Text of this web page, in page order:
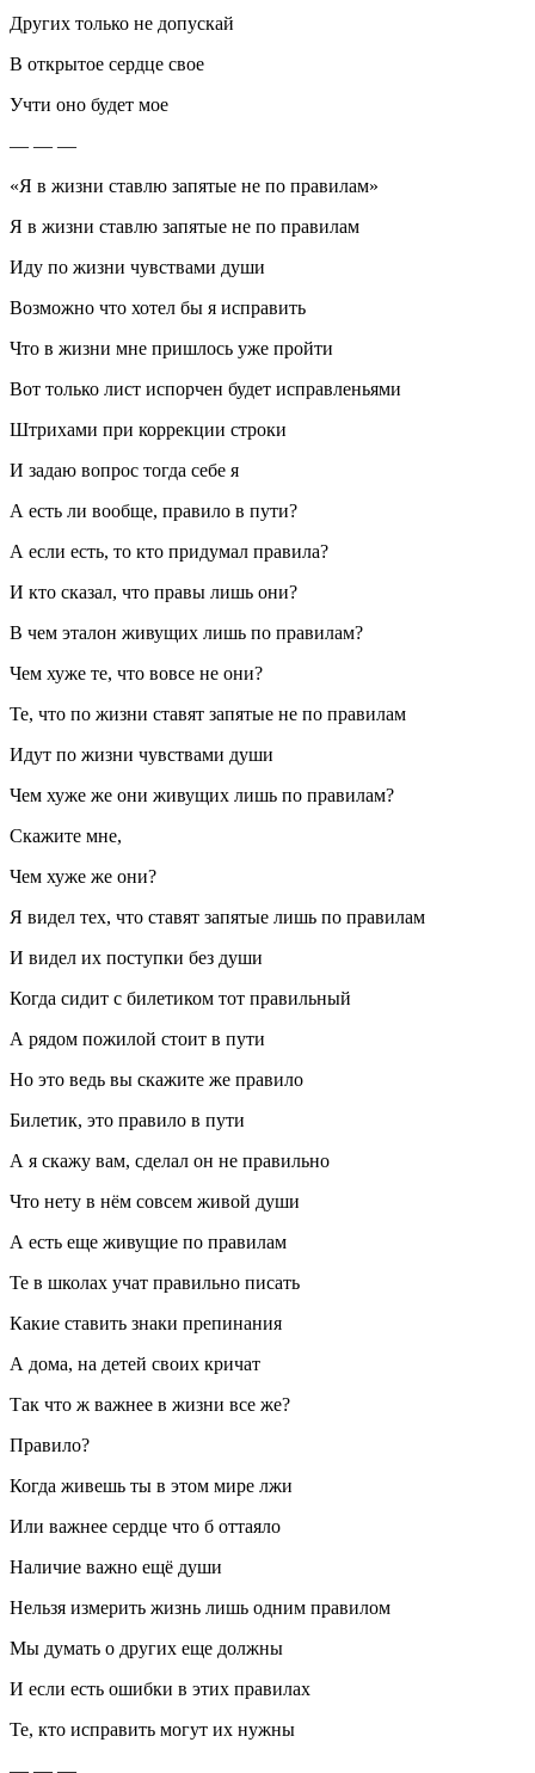
Других только не допускай
В открытое сердце свое
Учти оно будет мое
— — —
«Я в жизни ставлю запятые не по правилам»
Я в жизни ставлю запятые не по правилам
Иду по жизни чувствами души
Возможно что хотел бы я исправить
Что в жизни мне пришлось уже пройти
Вот только лист испорчен будет исправленьями
Штрихами при коррекции строки
И задаю вопрос тогда себе я
А есть ли вообще, правило в пути?
А если есть, то кто придумал правила?
И кто сказал, что правы лишь они?
В чем эталон живущих лишь по правилам?
Чем хуже те, что вовсе не они?
Те, что по жизни ставят запятые не по правилам
Идут по жизни чувствами души
Чем хуже же они живущих лишь по правилам?
Скажите мне,
Чем хуже же они?
Я видел тех, что ставят запятые лишь по правилам
И видел их поступки без души
Когда сидит с билетиком тот правильный
А рядом пожилой стоит в пути
Но это ведь вы скажите же правило
Билетик, это правило в пути
А я скажу вам, сделал он не правильно
Что нету в нём совсем живой души
А есть еще живущие по правилам
Те в школах учат правильно писать
Какие ставить знаки препинания
А дома, на детей своих кричат
Так что ж важнее в жизни все же?
Правило?
Когда живешь ты в этом мире лжи
Или важнее сердце что б оттаяло
Наличие важно ещё души
Нельзя измерить жизнь лишь одним правилом
Мы думать о других еще должны
И если есть ошибки в этих правилах
Те, кто исправить могут их нужны